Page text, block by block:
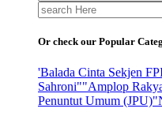
Search
for:
Or check our Popular
'Balada Cinta Sekjen
Sahroni""Amplop
Penuntut Umum (JPU)